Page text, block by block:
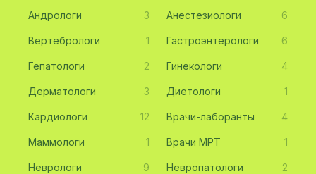
Андрологи 3 Анестезиологи 6
Вертебрологи 1 Гастроэнтерологи 6
Гепатологи 2 Гинекологи 4
Дерматологи 3 Диетологи 1
Кардиологи 12 Врачи-лаборанты 4
Маммологи 1 Врачи МРТ 1
Неврологи 9 Невропатологи 2